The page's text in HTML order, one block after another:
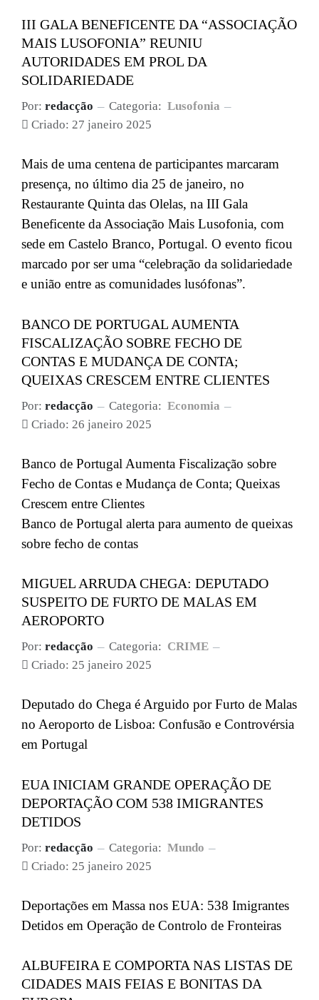
III GALA BENEFICENTE DA “ASSOCIAÇÃO
MAIS LUSOFONIA” REUNIU
AUTORIDADES EM PROL DA
SOLIDARIEDADE
Por: redacção Categoria: Lusofonia
Criado: 27 janeiro 2025
Mais de uma centena de participantes marcaram
presença, no último dia 25 de janeiro, no
Restaurante Quinta das Olelas, na III Gala
Beneficente daAssociação Mais Lusofonia, com
sede em Castelo Branco, Portugal. O evento ficou
marcado por seruma “celebração da solidariedade
e união entre as comunidades lusófonas”.
BANCO DE PORTUGAL AUMENTA
FISCALIZAÇÃO SOBRE FECHO DE
CONTAS E MUDANÇA DE CONTA;
QUEIXAS CRESCEM ENTRE CLIENTES
Por: redacção Categoria: Economia
Criado: 26 janeiro 2025
Banco de Portugal Aumenta Fiscalização sobre
Fecho de Contas e Mudança de Conta; Queixas
Crescem entre Clientes
Banco de Portugal alerta para aumento de queixas
sobre fecho de contas
MIGUEL ARRUDA CHEGA: DEPUTADO
SUSPEITO DE FURTO DE MALAS EM
AEROPORTO
Por: redacção Categoria: CRIME
Criado: 25 janeiro 2025
Deputado do Chega é Arguido por Furto de Malas
no Aeroporto de Lisboa: Confusão e Controvérsia
em Portugal
EUA INICIAM GRANDE OPERAÇÃO DE
DEPORTAÇÃO COM 538 IMIGRANTES
DETIDOS
Por: redacção Categoria: Mundo
Criado: 25 janeiro 2025
Deportações em Massa nos EUA: 538 Imigrantes
Detidos em Operação de Controlo de Fronteiras
ALBUFEIRA E COMPORTA NAS LISTAS DE
CIDADES MAIS FEIAS E BONITAS DA